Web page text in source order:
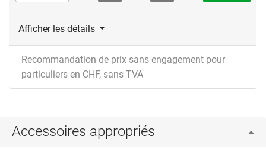
Afficher les détails
Recommandation de prix sans engagement pour
particuliers en CHF, sans TVA
Accessoires appropriés